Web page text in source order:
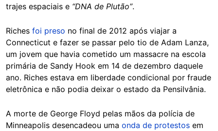
trajes espaciais e “DNA de Plutão”.
Riches foi preso no final de 2012 após viajar a
Connecticut e fazer se passar pelo tio de Adam Lanza,
um jovem que havia cometido um massacre na escola
primária de Sandy Hook em 14 de dezembro daquele
ano. Riches estava em liberdade condicional por fraude
eletrônica e não podia deixar o estado da Pensilvânia.
A morte de George Floyd pelas mãos da polícia de
Minneapolis desencadeou uma onda de protestos em